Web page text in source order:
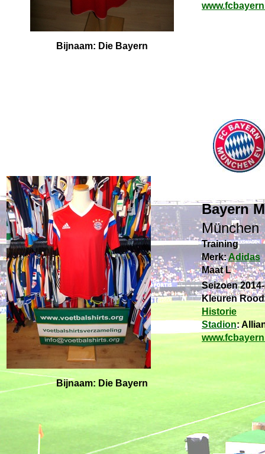
Bijnaam: Die Bayern
Bayern
München
Training
Merk:Adidas
Maat L
Seizoen
Kleuren
Historie
Stadion:
Bijnaam: Die Bayern